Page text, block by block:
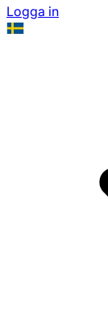
Logga in